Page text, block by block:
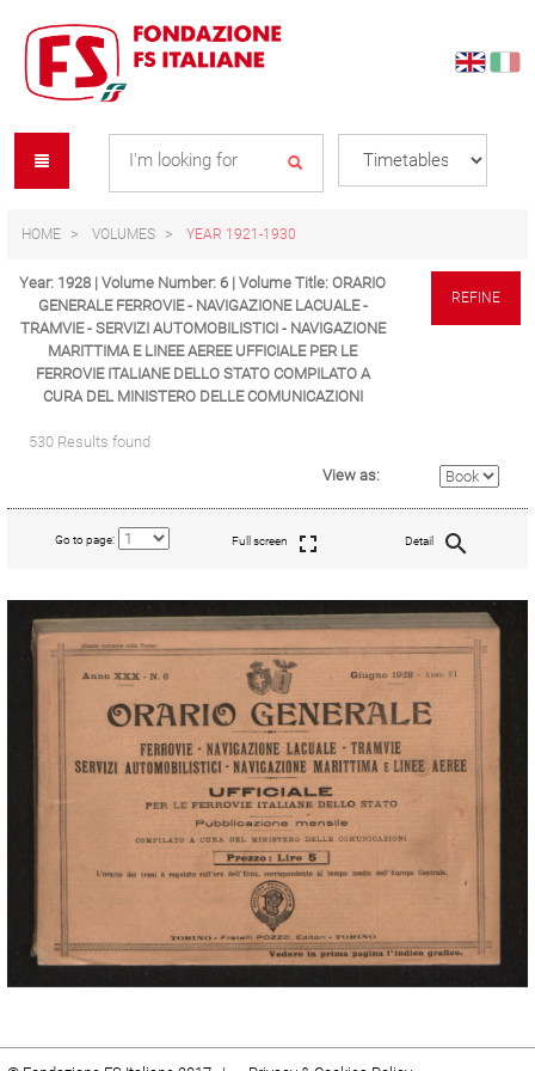
content
navigation
menu
HOME VOLUMES YEAR 1921-1930
Year: 1928 | Volume Number: 6 | Volume Title: ORARIO
GENERALE FERROVIE - NAVIGAZIONE LACUALE -
TRAMVIE - SERVIZI AUTOMOBILISTICI - NAVIGAZIONE
MARITTIMA E LINEE AEREE UFFICIALE PER LE
FERROVIE ITALIANE DELLO STATO COMPILATO A
CURA DEL MINISTERO DELLE COMUNICAZIONI
REFINE
530 Results found
View as:
Go to page: Full screen Detail